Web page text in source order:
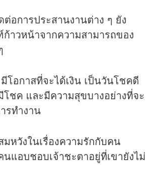
ต่อการประสานงานต่าง ๆ ยัง
าวหน้าจากความสามารถของ
โอกาสที่จะได้เงิน เป็นวันโชคดี
โชค และมีความสุขบางอย่างที่จะ
รทำงาน
มหวังในเรื่องความรักกับคน
แอบชอบเจ้าชะตาอยู่ที่เขายังไม่